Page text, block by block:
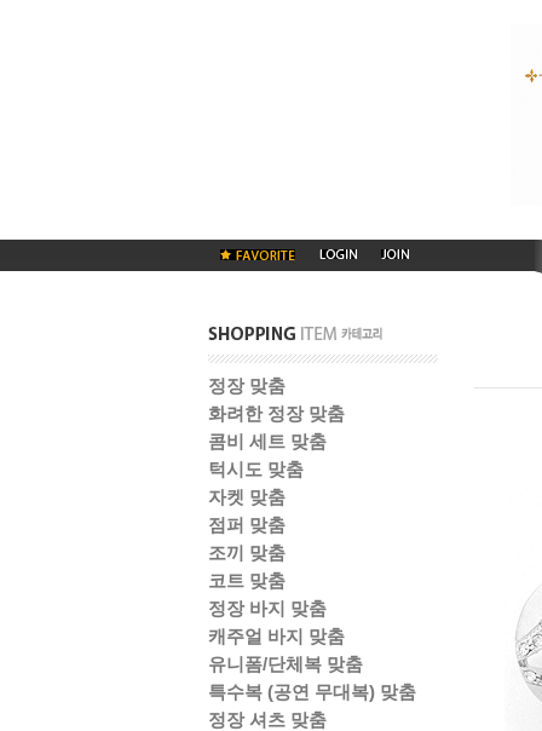
정장 맞춤
화려한 정장 맞춤
콤비 세트 맞춤
턱시도 맞춤
자켓 맞춤
점퍼 맞춤
조끼 맞춤
코트 맞춤
정장 바지 맞춤
캐주얼 바지 맞춤
유니폼/단체복 맞춤
특수복 (공연 무대복) 맞춤
정장 셔츠 맞춤